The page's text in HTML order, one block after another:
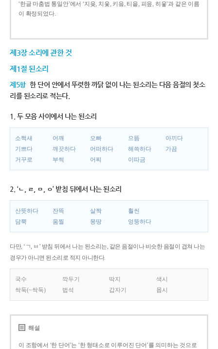
‘한글 마춤법 통일안’에서 ‘지읒, 치읓, 키읔, 티읕, 피읖, 히읗’과 같은 이름
이 확정되었다.
제3장 소리에 관한 것
제1절 된소리
제5항 한 단어 안에서 뚜렷한 까닭 없이 나는 된소리는 다음 음절의 첫소
리를 된소리로 적는다.
1. 두 모음 사이에서 나는 된소리
소쩍새 어깨 오빠 으뜸
아끼다
기쁘다
깨끗하다 어떠하다 해쓱하다
가끔
거꾸로
부썩 어찌 이따금
2. ‘ㄴ, ㄹ, ㅁ, ㅇ’ 받침 뒤에서 나는 된소리
산뜻하다 잔뜩 살짝
훨씬
담뿍
움찔 몽땅 엉뚱하다
다만, ‘ㄱ, ㅂ’ 받침 뒤에서 나는 된소리는, 같은 음절이나 비슷한 음절이 겹쳐 나는
경우가 아니면 된소리로 적지 아니한다.
국수 깍두기 딱지
색시
싹둑(~싹둑)
법석 갑자기 몹시
해설
이 조항에서 ‘한 단어’는 ‘한 형태소로 이루어진 단어’를 의미하는 것으로